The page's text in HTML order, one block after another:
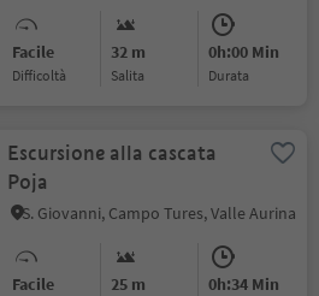
Facile
Difficoltà
32 m
Salita
0h:00 Min
durata
Escursione alla cascata
Poja
S. Giovanni, Campo Tures, Valle Aurina
Facile 25 m 0h:34 Min